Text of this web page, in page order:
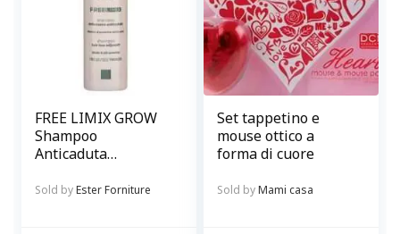
FREE LIMIX GROW
Shampoo
Anticaduta
capelli
Sold byEster Forniture
Set tappetino e
mouse ottico a
forma di cuore
Sold byMami casa